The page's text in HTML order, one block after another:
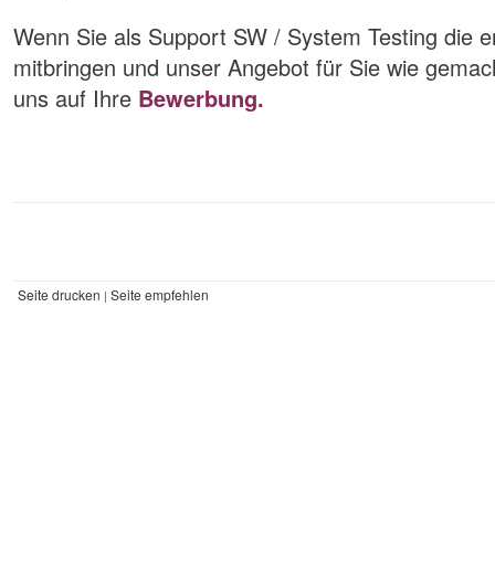
Wenn Sie als Support SW / System Testing die
mitbringen und unser Angebot für Sie wie
uns auf Ihre Bewerbung.
Seite drucken | Seite empfehlen